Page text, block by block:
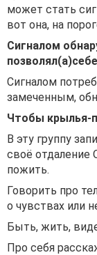
может стать
вот она, на
Сигналом
Сигналом
замеченным,
Чтобы крылья-
В эту группу
своё отдаление
пожить.
Говорить про
о чувствах или
Быть, жить,
Про себя